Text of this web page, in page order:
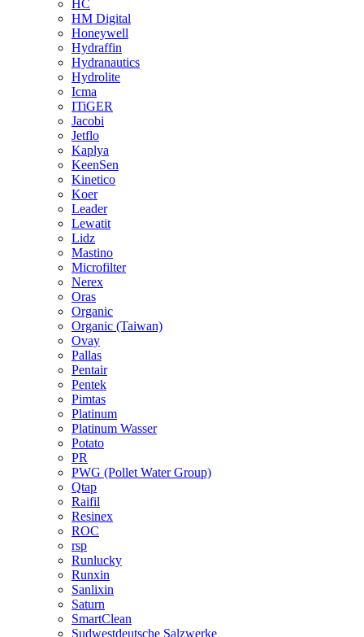
HC
HM Digital
Honeywell
Hydraffin
Hydranautics
Hydrolite
Icma
ITiGER
Jacobi
Jetflo
Kaplya
KeenSen
Kinetico
Koer
Leader
Lewatit
Lidz
Mastino
Microfilter
Nerex
Oras
Organic
Organic (Taiwan)
Ovay
Pallas
Pentair
Pentek
Pimtas
Platinum
Platinum Wasser
Potato
PR
PWG (Pollet Water Group)
Qtap
Raifil
Resinex
ROC
rsp
Runlucky
Runxin
Sanlixin
Saturn
SmartClean
Sudwestdeutsche Salzwerke